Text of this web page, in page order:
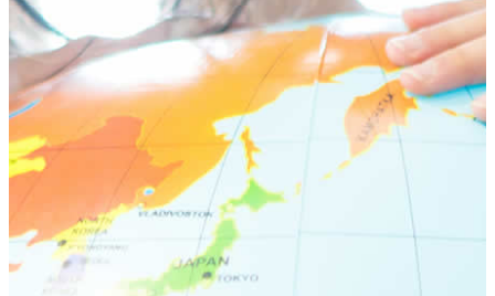
五反田ブログ 小学生コース
五反田ブログ 中学生コース
荻窪ブログ
下高井戸ブログ
立川ブログ
恵比寿ブログ
アクセス
お問い合わせ
Instagram
ATLAS International School Official